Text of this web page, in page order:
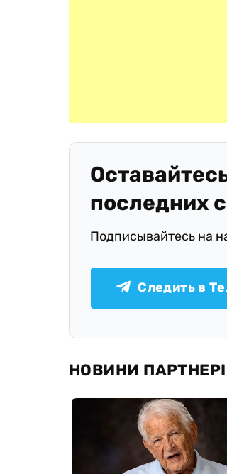
последних
Подписывайтесь на
Следить в